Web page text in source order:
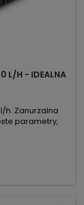
L/H - IDEALNA
h. Zanurzalna
parametry,
obieg i
W – niskie
280 cm –
Króćce
–...